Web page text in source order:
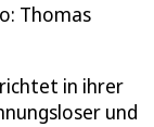
Thomas
in ihrer
und